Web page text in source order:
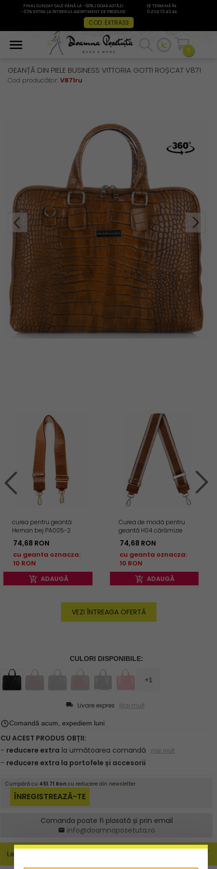
FINAL SUNDAY SALE PÂNĂ LA -60% | DOAR ASTĂZI
-33% EXTRA LA ÎNTREGUL ASORTIMENT DE PRODUSE
COD: EXTRA33
SE TERMINĂ ÎN:
0 ZILE 13:43:43
0
GEANȚĂ DIN PIELE BUSINESS VITTORIA GOTTI ROȘCAT V871
Cod producător: V871ru
ADAUGĂ
curea pentru geantă
Hernan bej PA005-2
74,68 RON
cu geanta oznacza:
10 RON
ADAUGĂ
Curea de modă pentru
geantă H04 cărămizie
74,68 RON
cu geanta oznacza:
10 RON
VEZI ÎNTREAGA OFERTĂ
Livare expres Mai mult
Comanda poate fi plasată și prin email
info@doamnaposetuta.ro
Leírás